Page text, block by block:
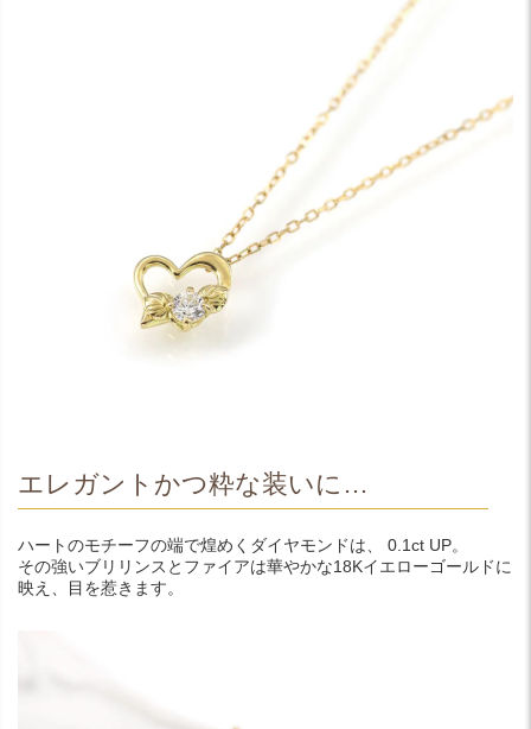
エレガントかつ粋な装いに…
ハートのモチーフの端で煌めくダイヤモンドは、 0.1ct UP。
その強いブリリンスとファイアは華やかな18Kイエローゴールドに
映え、目を惹きます。